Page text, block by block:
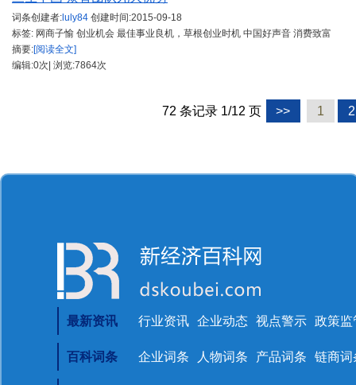
词条创建者: luly84 创建时间:2015-09-18
标签: 网商子愉 创业机会 最佳事业良机，草根创业时机 中国好声音 消费致富
摘要:[阅读全文]
编辑:0次| 浏览:7864次
72 条记录 1/12 页 >> 1 2
最新资讯 行业资讯 企业动态 视点警示 政策监
百科词条 企业词条 人物词条 产品词条 链商词